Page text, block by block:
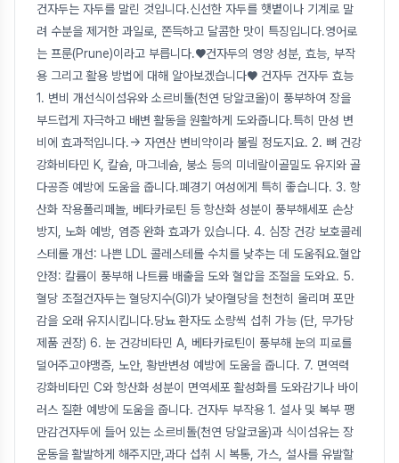
건자두는 자두를 말린 것입니다.신선한 자두를 햇볕이나 기계로 말
려 수분을 제거한 과일로, 쫀득하고 달콤한 맛이 특징입니다.영어로
는 프룬(Prune)이라고 부릅니다.♥건자두의 영양 성분, 효능, 부작
용 그리고 활용 방법에 대해 알아보겠습니다♥ 건자두 건자두 효능
1. 변비 개선식이섬유와 소르비톨(천연 당알코올)이 풍부하여 장을
부드럽게 자극하고 배변 활동을 원활하게 도와줍니다.특히 만성 변
비에 효과적입니다.→ 자연산 변비약이라 불릴 정도지요. 2. 뼈 건강
강화비타민 K, 칼슘, 마그네슘, 붕소 등의 미네랄이골밀도 유지와 골
다공증 예방에 도움을 줍니다.폐경기 여성에게 특히 좋습니다. 3. 항
산화 작용폴리페놀, 베타카로틴 등 항산화 성분이 풍부해세포 손상
방지, 노화 예방, 염증 완화 효과가 있습니다. 4. 심장 건강 보호콜레
스테롤 개선: 나쁜 LDL 콜레스테롤 수치를 낮추는 데 도움줘요.혈압
안정: 칼륨이 풍부해 나트륨 배출을 도와 혈압을 조절을 도와요. 5.
혈당 조절건자두는 혈당지수(GI)가 낮아혈당을 천천히 올리며 포만
감을 오래 유지시킵니다.당뇨 환자도 소량씩 섭취 가능 (단, 무가당
제품 권장) 6. 눈 건강비타민 A, 베타카로틴이 풍부해 눈의 피로를
덜어주고야맹증, 노안, 황반변성 예방에 도움을 줍니다. 7. 면역력
강화비타민 C와 항산화 성분이 면역세포 활성화를 도와감기나 바이
러스 질환 예방에 도움을 줍니다. 건자두 부작용 1. 설사 및 복부 팽
만감건자두에 들어 있는 소르비톨(천연 당알코올)과 식이섬유는 장
운동을 활발하게 해주지만,과다 섭취 시 복통, 가스, 설사를 유발할